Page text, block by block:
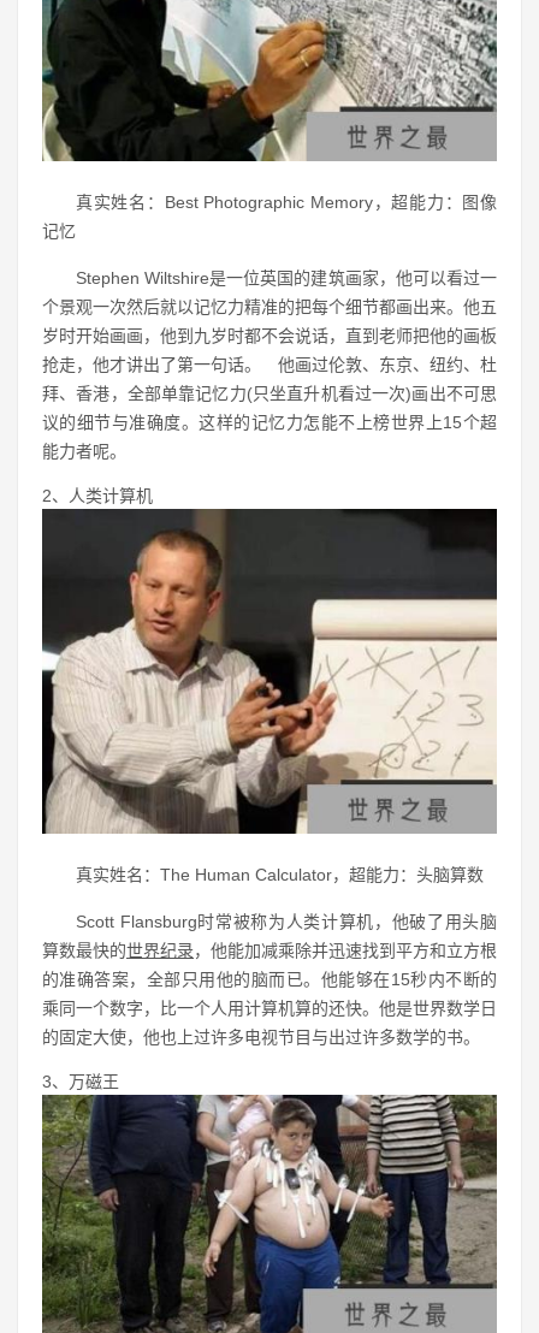
真实姓名：Best Photographic Memory，超能力：图像
记忆
Stephen Wiltshire是一位英国的建筑画家，他可以看过一
个景观一次然后就以记忆力精准的把每个细节都画出来。他五
岁时开始画画，他到九岁时都不会说话，直到老师把他的画板
抢走，他才讲出了第一句话。 他画过伦敦、东京、纽约、杜
拜、香港，全部单靠记忆力(只坐直升机看过一次)画出不可思
议的细节与准确度。这样的记忆力怎能不上榜世界上15个超
能力者呢。
2、人类计算机
真实姓名：The Human Calculator，超能力：头脑算数
Scott Flansburg时常被称为人类计算机，他破了用头脑
算数最快的世界纪录，他能加减乘除并迅速找到平方和立方根
的准确答案，全部只用他的脑而已。他能够在15秒内不断的
乘同一个数字，比一个人用计算机算的还快。他是世界数学日
的固定大使，他也上过许多电视节目与出过许多数学的书。
3、万磁王